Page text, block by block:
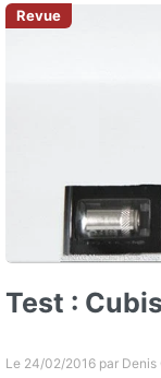
Test :
Le 24/02/2016 par Denis